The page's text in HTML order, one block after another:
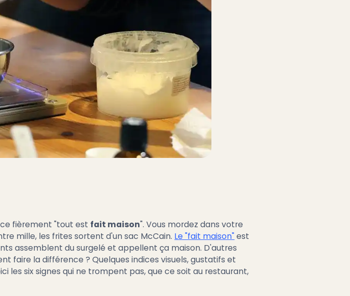
fièrement "tout est fait maison". Vous mordez dans votre
mille, les frites sortent d'un sac McCain. Le "fait maison"est
assemblent du surgelé et appellent ça maison. D'autres
faire la différence ? Quelques indices visuels, gustatifs et
les six signes qui ne trompent pas, que ce soit au restaurant,